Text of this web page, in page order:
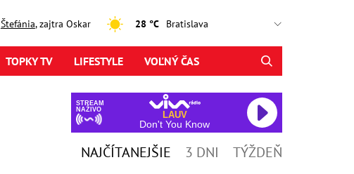
Štefánia, zajtra Oskar 28 °C
TOPKY TV LIFESTYLE VOĽNÝ ČAS
STREAM
NAŽIVO
LAUV
Don't You Know
NAJČÍTANEJŠIE 3 DNI TÝŽDEŇ